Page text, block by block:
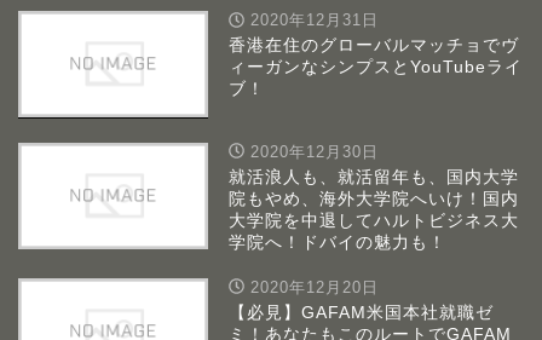
2020年12月31日
香港在住のグローバルマッチョでヴ
ィーガンなシンプスとYouTubeライ
ブ！
2020年12月30日
就活浪人も、就活留年も、国内大学
院もやめ、海外大学院へいけ！国内
大学院を中退してハルトビジネス大
学院へ！ドバイの魅力も！
2020年12月20日
【必見】GAFAM米国本社就職ゼ
ミ！あなたもこのルートでGAFAM